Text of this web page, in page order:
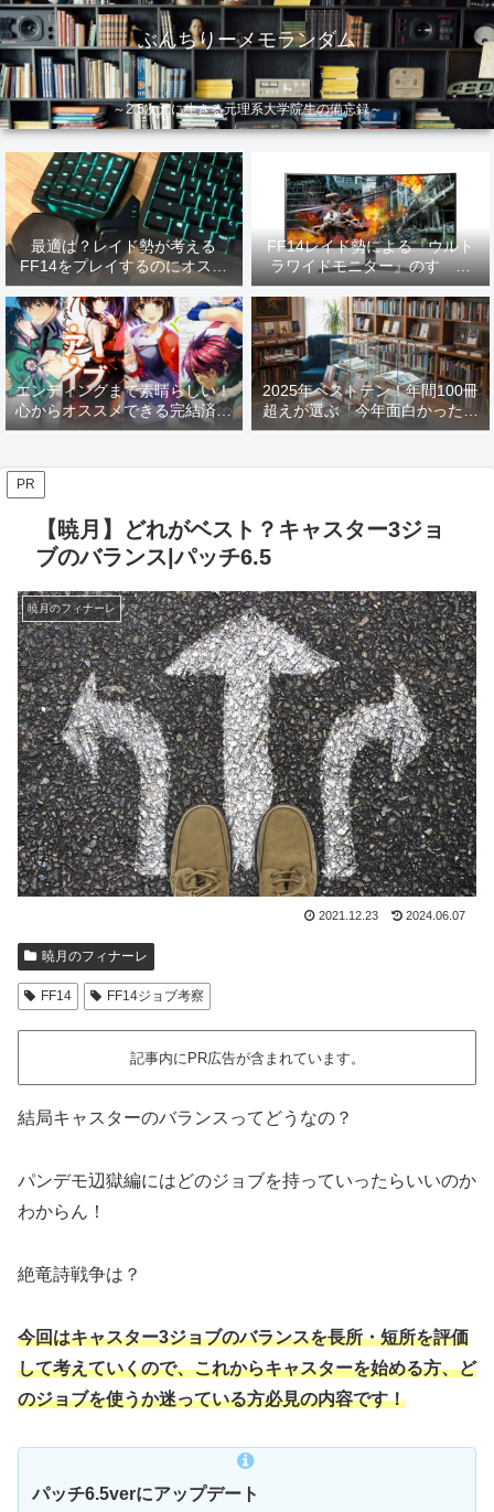
ぶんちりーメモランダム
～2.5次元に生きる元理系大学院生の備忘録～
最適は？レイド勢が考える
FF14をプレイするのにオスス
メなデバイス【2026年更新】
FF14レイド勢による『ウルト
ラワイドモニター』のすゝめ
【2026年更新】
エンディングまで素晴らしい！
心からオススメできる完結済み
ラノベ
2025年ベストテン！年間100冊
超えが選ぶ「今年面白かった本
10選」！
PR
【暁月】どれがベスト？キャスター3ジョ
ブのバランス|パッチ6.5
暁月のフィナーレ
2021.12.23 2024.06.07
暁月のフィナーレ
FF14 FF14ジョブ考察
記事内にPR広告が含まれています。
結局キャスターのバランスってどうなの？
パンデモ辺獄編にはどのジョブを持っていったらいいのか
わからん！
絶竜詩戦争は？
今回はキャスター3ジョブのバランスを長所・短所を評価
して考えていくので、これからキャスターを始める方、ど
のジョブを使うか迷っている方必見の内容です！
パッチ6.5verにアップデート